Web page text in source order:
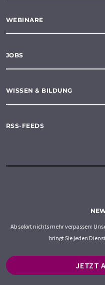
WEBINARE
JOBS
WISSEN & BILDUNG
RSS-FEEDS
Ab sofort nichts mehr verpassen:
bringt Sie jeden
JETZT